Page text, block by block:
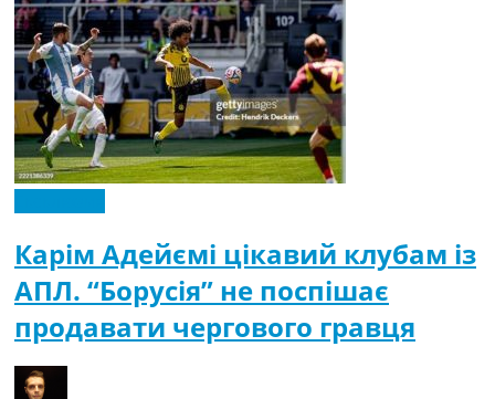
Карім Адейємі цікавий клубам із
АПЛ. “Борусія” не поспішає
продавати чергового гравця